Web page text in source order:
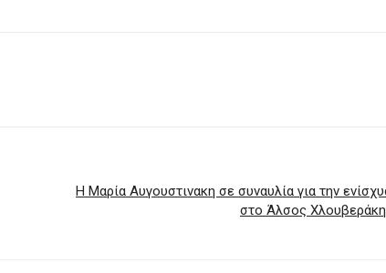
Η Μαρία Αυγουστινακη σε συναυλία για την
στο Άλσος